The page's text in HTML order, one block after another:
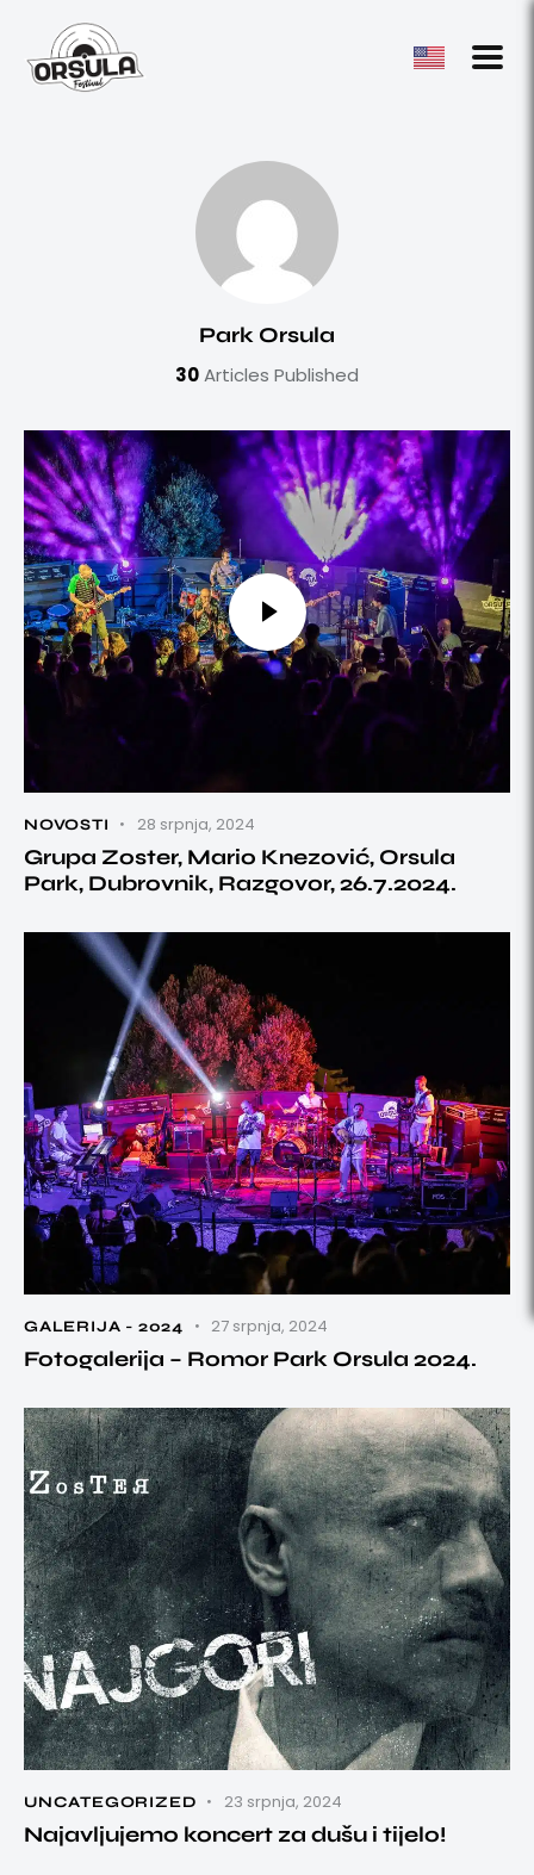
Park Orsula
30Articles Published
NOVOSTI 28 srpnja, 2024
Grupa Zoster, Mario Knezović, Orsula
Park, Dubrovnik, Razgovor, 26.7.2024.
GALERIJA - 2024 27 srpnja, 2024
Fotogalerija – Romor Park Orsula 2024.
UNCATEGORIZED 23 srpnja, 2024
Najavljujemo koncert za dušu i tijelo!